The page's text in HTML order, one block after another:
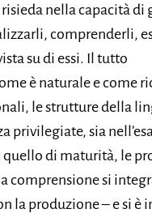
nella capacità di
comprenderli,
su di essi. Il tutto
è naturale e come
le strutture della
privilegiate, sia
di maturità, le
comprensione si
la produzione – e si è